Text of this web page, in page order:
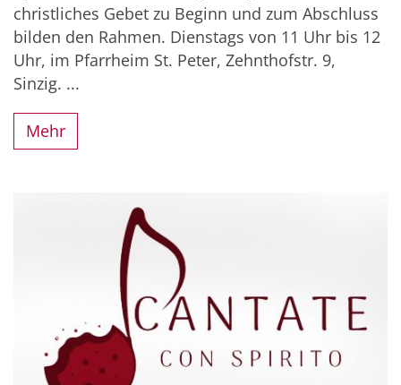
christliches Gebet zu Beginn und zum Abschluss
bilden den Rahmen. Dienstags von 11 Uhr bis 12
Uhr, im Pfarrheim St. Peter, Zehnthofstr. 9,
Sinzig. ...
Mehr